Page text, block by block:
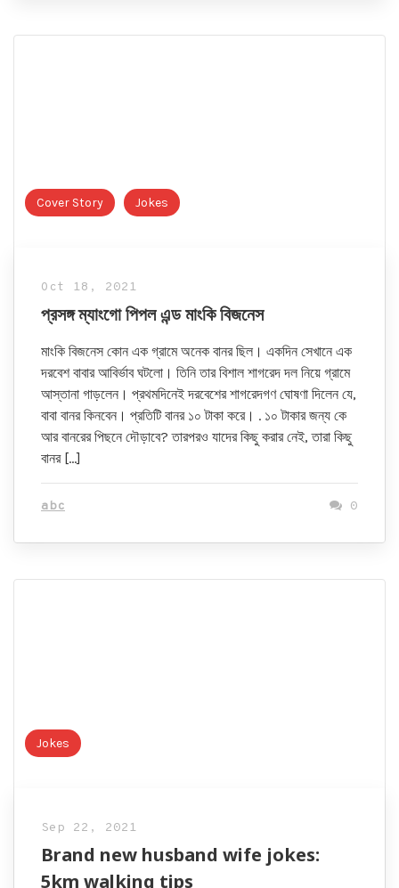
Cover Story Jokes
Oct 18, 2021
প্রসঙ্গ ম্যাংগো পিপল এন্ড মাংকি বিজনেস
মাংকি বিজনেস কোন এক গ্রামে অনেক বানর ছিল। একদিন সেখানে এক
দরবেশ বাবার আবির্ভাব ঘটলো। তিনি তার বিশাল শাগরেদ দল নিয়ে গ্রামে
আস্তানা গাড়লেন। প্রথমদিনেই দরবেশের শাগরেদগণ ঘোষণা দিলেন যে,
বাবা বানর কিনবেন। প্রতিটি বানর ১০ টাকা করে। . ১০ টাকার জন্য কে
আর বানরের পিছনে দৌড়াবে? তারপরও যাদের কিছু করার নেই, তারা কিছু
বানর […]
abc 0
Jokes
Sep 22, 2021
Brand new husband wife jokes:
5km walking tips